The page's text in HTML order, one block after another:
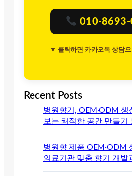
010-8693-
▼ 클릭하면 카카오톡 상담
Recent Posts
병원향기, OEM·ODM 생
보는 쾌적한 공간 만들기
병원향 제품 OEM·ODM
의료기관 맞춤 향기 개발